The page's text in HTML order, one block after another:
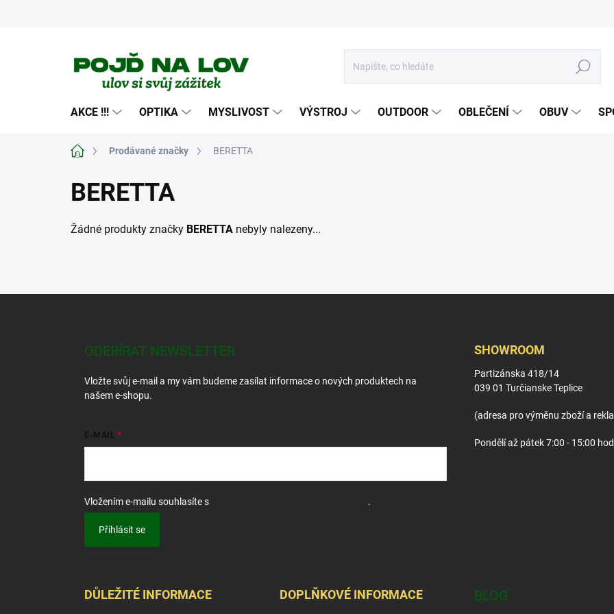
Hledat
AKCE !!! OPTIKA MYSLIVOST VÝSTROJ OUTDOOR OBLEČENÍ OBUV
Domů Prodávané značky BERETTA
BERETTA
Žádné produkty značky BERETTA nebyly nalezeny...
ODEBÍRAT NEWSLETTER
Vložte svůj e-mail a my vám budeme zasílat informace o nových produktech na
našem e-shopu.
E-MAIL
Vložením e-mailu souhlasíte s .
Přihlásit se
SHOWROOM
Partizánska 418/14
039 01 Turčianske Teplice
(adresa pro výměnu zboží a
Pondělí až pátek 7:00 - 15:00
DŮLEŽITÉ INFORMACE DOPLŇKOVÉ INFORMACE BLOG